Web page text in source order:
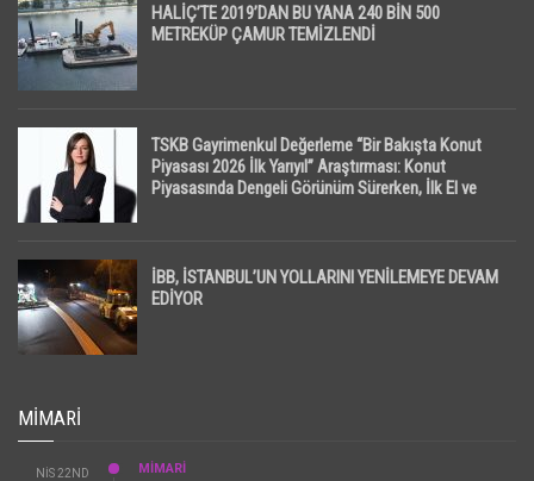
HALİÇ’TE 2019’DAN BU YANA 240 BİN 500
METREKÜP ÇAMUR TEMİZLENDİ
TSKB Gayrimenkul Değerleme “Bir Bakışta Konut
Piyasası 2026 İlk Yarıyıl” Araştırması: Konut
Piyasasında Dengeli Görünüm Sürerken, İlk El ve
İBB, İSTANBUL’UN YOLLARINI YENİLEMEYE DEVAM
EDİYOR
MIMARI
NIS 22ND
MİMARİ